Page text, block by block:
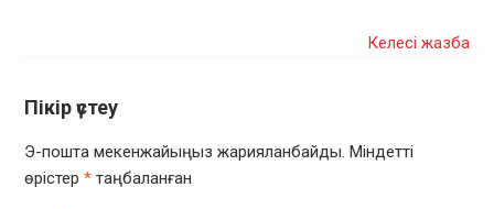
Келесі жазба
Пікір үстеу
Э-пошта мекенжайыңыз жарияланбайды. Міндетті
өрістер *таңбаланған